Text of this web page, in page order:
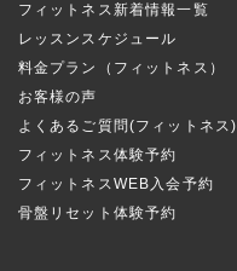
フィットネス新着情報一覧
レッスンスケジュール
料金プラン（フィットネス）
お客様の声
よくあるご質問(フィットネス)
フィットネス体験予約
フィットネスWEB入会予約
骨盤リセット体験予約